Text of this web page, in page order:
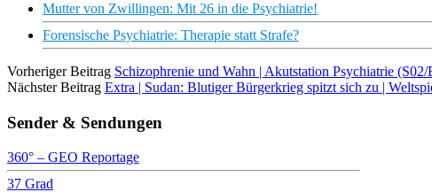
Mutter von Zwillingen: Mit 26 in die Psychiatrie!
Forensische Psychiatrie: Therapie statt Strafe?
Vorheriger Beitrag Schizophrenie und Wahn | Akutstation Psychiatrie (S02/
Nächster Beitrag Extra | Sudan: Blutiger Bürgerkrieg spitzt sich zu |
Sender & Sendungen
360° – GEO Reportage
37 Grad